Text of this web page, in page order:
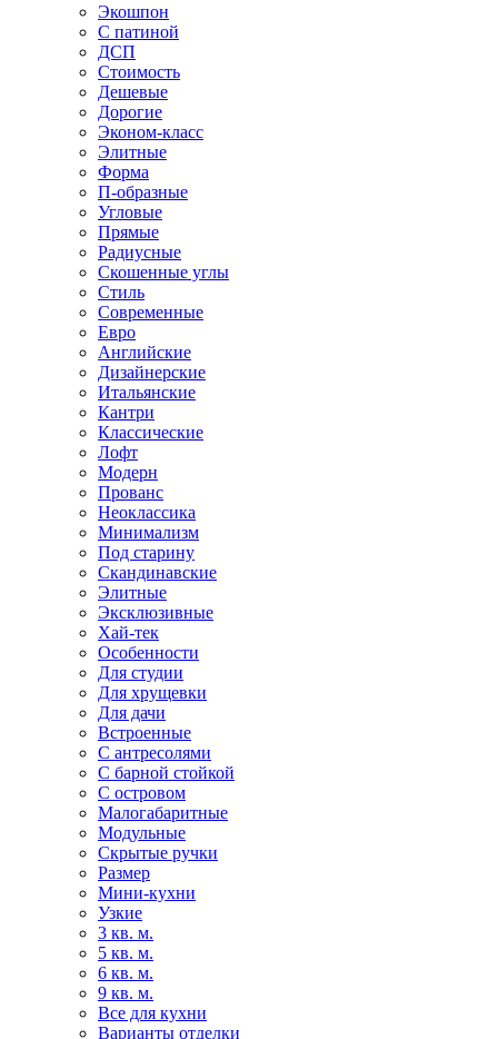
Экошпон
С патиной
ДСП
Стоимость
Дешевые
Дорогие
Эконом-класс
Элитные
Форма
П-образные
Угловые
Прямые
Радиусные
Скошенные углы
Стиль
Современные
Евро
Английские
Дизайнерские
Итальянские
Кантри
Классические
Лофт
Модерн
Прованс
Неоклассика
Минимализм
Под старину
Скандинавские
Элитные
Эксклюзивные
Хай-тек
Особенности
Для студии
Для хрущевки
Для дачи
Встроенные
С антресолями
С барной стойкой
С островом
Малогабаритные
Модульные
Скрытые ручки
Размер
Мини-кухни
Узкие
3 кв. м.
5 кв. м.
6 кв. м.
9 кв. м.
Все для кухни
Варианты отделки